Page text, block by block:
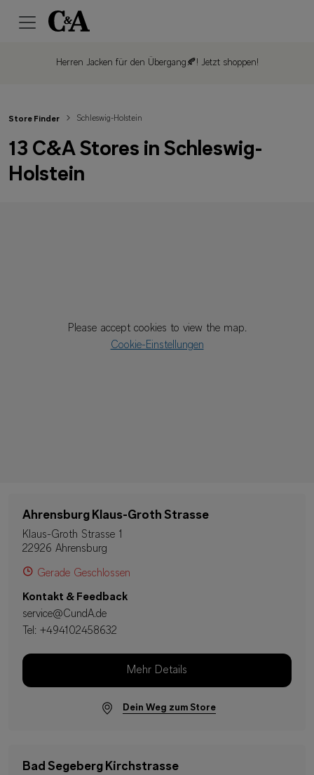
Herren Jacken für den Übergang🍂! Jetzt shoppen!
Please accept cookies to view the map.
Cookie-Einstellungen
Store Finder Schleswig-Holstein
13 C&A Stores in Schleswig-
Holstein
Ahrensburg Klaus-Groth Strasse
Klaus-Groth Strasse 1
22926 Ahrensburg
Gerade Geschlossen
Kontakt & Feedback
service@CundA.de
Tel: +494102458632
Mehr Details
Dein Weg zum Store
Bad Segeberg Kirchstrasse